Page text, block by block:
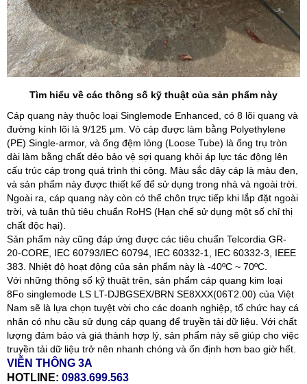
Tìm hiểu về các thông số kỹ thuật của sản phẩm này
Cáp quang này thuộc loại Singlemode Enhanced, có 8 lõi quang và
đường kính lõi là 9/125 µm. Vỏ cáp được làm bằng Polyethylene
(PE) Single-armor, và ống đệm lỏng (Loose Tube) là ống trụ tròn
dài làm bằng chất dẻo bảo vệ sợi quang khỏi áp lực tác động lên
cấu trúc cáp trong quá trình thi công. Màu sắc dây cáp là màu đen,
và sản phẩm này được thiết kế để sử dụng trong nhà và ngoài trời.
Ngoài ra, cáp quang này còn có thể chôn trực tiếp khi lắp đặt ngoài
trời, và tuân thủ tiêu chuẩn RoHS (Hạn chế sử dụng một số chỉ thị
chất độc hại).
Sản phẩm này cũng đáp ứng được các tiêu chuẩn Telcordia GR-
20-CORE, IEC 60793/IEC 60794, IEC 60332-1, IEC 60332-3, IEEE
383. Nhiệt độ hoạt động của sản phẩm này là -40ºC ~ 70ºC.
Với những thông số kỹ thuật trên, sản phẩm cáp quang kim loại
8Fo singlemode LS LT-DJBGSEX/BRN SE8XXX(06T2.00) của Việt
Nam sẽ là lựa chọn tuyệt vời cho các doanh nghiệp, tổ chức hay cá
nhân có nhu cầu sử dụng cáp quang để truyền tải dữ liệu. Với chất
lượng đảm bảo và giá thành hợp lý, sản phẩm này sẽ giúp cho việc
truyền tải dữ liệu trở nên nhanh chóng và ổn định hơn bao giờ hết.
VIỄN THÔNG 3A
HOTLINE: 0983.699.563